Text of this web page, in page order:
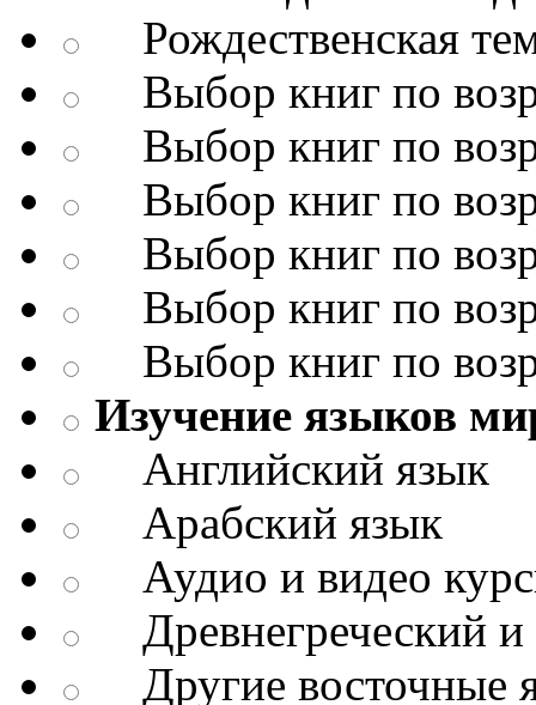
Рождественская
Выбор книг по
Выбор книг по
Выбор книг по
Выбор книг по
Выбор книг по
Выбор книг по
Изучение языков
Английский язык
Арабский язык
Аудио и видео
Древнегреческий и
Другие восточные